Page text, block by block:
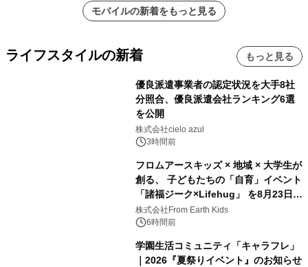
モバイルの新着をもっと見る
ライフスタイルの新着 もっと見る
優良派遣事業者の認定状況を大手8社
分照合、優良派遣会社ランキング6選
を公開
株式会社cielo azul
3時間前
フロムアースキッズ × 地域 × 大学生が
創る、 子どもたちの「自育」イベント
「諸福ジーク×Lifehug」 を8月23日
(日)開催
株式会社From Earth Kids
6時間前
学園生活コミュニティ「キャラフレ」
｜2026『夏祭りイベント』のお知らせ